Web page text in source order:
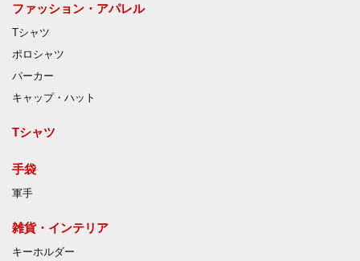
ファッション・アパレル
Tシャツ
ポロシャツ
パーカー
キャップ・ハット
Tシャツ
手袋
軍手
雑貨・インテリア
キーホルダー